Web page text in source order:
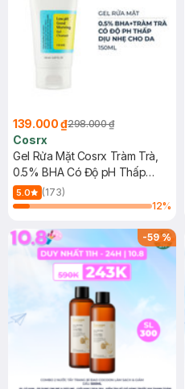
139.000 ₫298.000 ₫
Cosrx
Gel Rửa Mặt Cosrx Tràm Trà,
0.5% BHA Có Độ pH Thấp
150ml
5.0
(173)
12%
-59%